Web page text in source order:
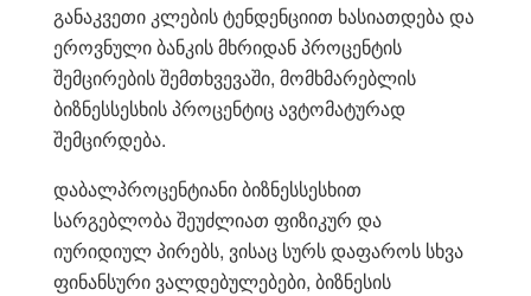
განაკვეთი კლების ტენდენციით ხასიათდება და
ეროვნული ბანკის მხრიდან პროცენტის
შემცირების შემთხვევაში, მომხმარებლის
ბიზნესსესხის პროცენტიც ავტომატურად
შემცირდება.
დაბალპროცენტიანი ბიზნესსესხით
სარგებლობა შეუძლიათ ფიზიკურ და
იურიდიულ პირებს, ვისაც სურს დაფაროს სხვა
ფინანსური ვალდებულებები, ბიზნესის